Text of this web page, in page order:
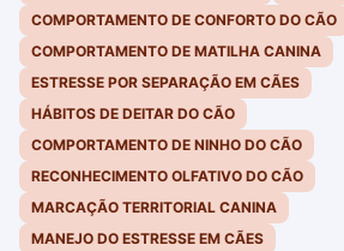
COMPORTAMENTO DE CONFORTO DO CÃO
COMPORTAMENTO DE MATILHA CANINA
ESTRESSE POR SEPARAÇÃO EM CÃES
HÁBITOS DE DEITAR DO CÃO
COMPORTAMENTO DE NINHO DO CÃO
RECONHECIMENTO OLFATIVO DO CÃO
MARCAÇÃO TERRITORIAL CANINA
MANEJO DO ESTRESSE EM CÃES